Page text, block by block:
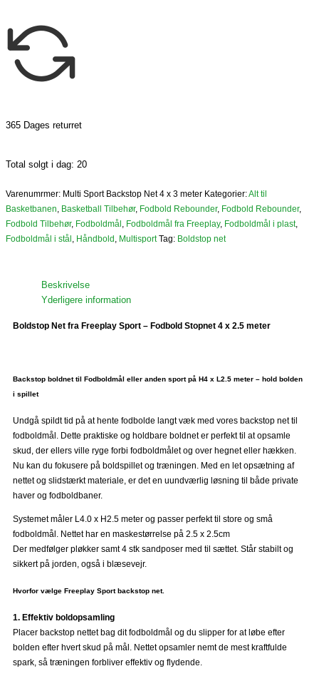
365 Dages returret
Total solgt i dag: 20
Varenumrmer: Multi Sport Backstop Net 4 x 3 meter Kategorier:Alt til
Basketbanen Basketball Tilbehør, Fodbold Rebounder, Fodbold Rebounder,
Fodbold Tilbehør, Fodboldmål Fodboldmål fra Freeplay, Fodboldmål i plast,
Fodboldmål i stål Håndbold Multisport Tag: Boldstop net
Beskrivelse
Yderligere information
Boldstop Net fra Freeplay Sport – Fodbold Stopnet 4 x 2.5 meter
Backstop boldnet til Fodboldmål eller anden sport på H4 x L2.5 meter – hold bolden
i spillet
Undgå spildt tid på at hente fodbolde langt væk med vores backstop net til
fodboldmål. Dette praktiske og holdbare boldnet er perfekt til at opsamle
skud, der ellers ville ryge forbi fodboldmålet og over hegnet eller hækken.
Nu kan du fokusere på boldspillet og træningen. Med en let opsætning af
nettet og slidstærkt materiale, er det en uundværlig løsning til både private
haver og fodboldbaner.
Systemet måler L4.0 x H2.5 meter og passer perfekt til store og små
fodboldmål. Nettet har en maskestørrelse på 2.5 x 2.5cm
Der medfølger pløkker samt 4 stk sandposer med til sættet. Står stabilt og
sikkert på jorden, også i blæsevejr.
Hvorfor vælge Freeplay Sport backstop net.
1. Effektiv boldopsamling
Placer backstop nettet bag dit fodboldmål og du slipper for at løbe efter
bolden efter hvert skud på mål. Nettet opsamler nemt de mest kraftfulde
spark, så træningen forbliver effektiv og flydende.